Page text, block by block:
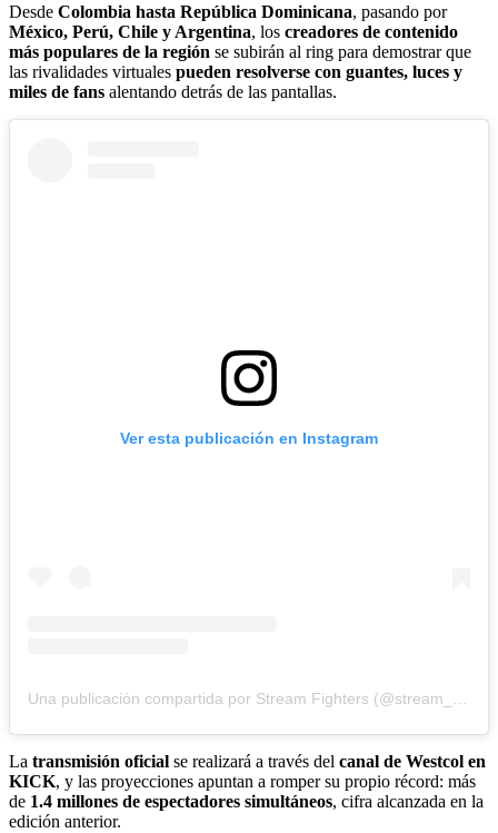
Desde Colombia hasta República Dominicana, pasando por
México, Perú, Chile y Argentina, los creadores de contenido
más populares de la región se subirán al ring para demostrar que
las rivalidades virtuales pueden resolverse con guantes, luces y
miles de fans alentando detrás de las pantallas.
Ver esta publicación en Instagram
La transmisión oficial se realizará a través del canal de Westcol en
KICK, y las proyecciones apuntan a romper su propio récord: más
de 1.4 millones de espectadores simultáneos, cifra alcanzada en la
edición anterior.